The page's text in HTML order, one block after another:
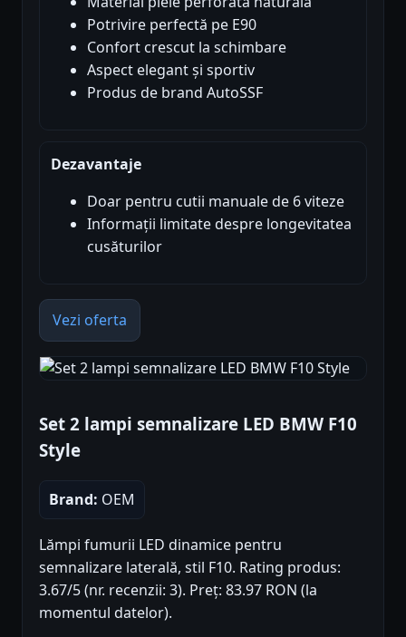
Potrivire perfectă pe E90
Confort crescut la schimbare
Aspect elegant și sportiv
Produs de brand AutoSSF
Dezavantaje
Doar pentru cutii manuale de 6 viteze
Informații limitate despre longevitatea
cusăturilor
Vezi oferta
Set 2 lampi semnalizare LED BMW F10
Style
Brand: OEM
Lămpi fumurii LED dinamice pentru
semnalizare laterală, stil F10. Rating produs:
3.67/5 (nr. recenzii: 3). Preț: 83.97 RON (la
momentul datelor).